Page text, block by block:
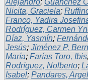
Alejandro; Guánchez
Nicita, Graciela;
Franco, Yadira
Rodríguez, Carmen
Díaz, Yasmín;
Jesús; Jiménez P,
María; Farías Toro, Ibis
Rodríguez, Nolberto;
Isabel; Pandares,